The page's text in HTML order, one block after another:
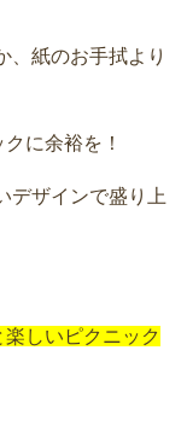
、紙のお手拭より
に余裕を！
デザインで盛り上
しいピクニック